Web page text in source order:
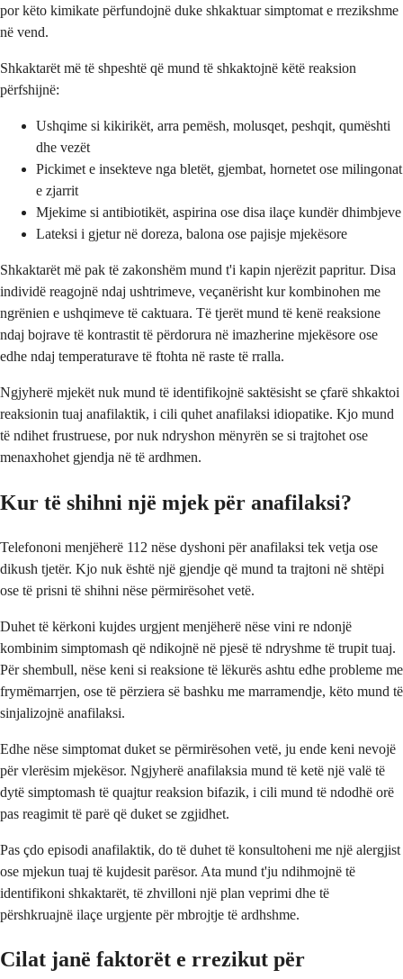
por këto kimikate përfundojnë duke shkaktuar simptomat e rrezikshme
në vend.
Shkaktarët më të shpeshtë që mund të shkaktojnë këtë reaksion
përfshijnë:
Ushqime si kikirikët, arra pemësh, molusqet, peshqit, qumështi
dhe vezët
Pickimet e insekteve nga bletët, gjembat, hornetet ose milingonat
e zjarrit
Mjekime si antibiotikët, aspirina ose disa ilaçe kundër dhimbjeve
Lateksi i gjetur në doreza, balona ose pajisje mjekësore
Shkaktarët më pak të zakonshëm mund t'i kapin njerëzit papritur. Disa
individë reagojnë ndaj ushtrimeve, veçanërisht kur kombinohen me
ngrënien e ushqimeve të caktuara. Të tjerët mund të kenë reaksione
ndaj bojrave të kontrastit të përdorura në imazherine mjekësore ose
edhe ndaj temperaturave të ftohta në raste të rralla.
Ngjyherë mjekët nuk mund të identifikojnë saktësisht se çfarë shkaktoi
reaksionin tuaj anafilaktik, i cili quhet anafilaksi idiopatike. Kjo mund
të ndihet frustruese, por nuk ndryshon mënyrën se si trajtohet ose
menaxhohet gjendja në të ardhmen.
Kur të shihni një mjek për anafilaksi?
Telefononi menjëherë 112 nëse dyshoni për anafilaksi tek vetja ose
dikush tjetër. Kjo nuk është një gjendje që mund ta trajtoni në shtëpi
ose të prisni të shihni nëse përmirësohet vetë.
Duhet të kërkoni kujdes urgjent menjëherë nëse vini re ndonjë
kombinim simptomash që ndikojnë në pjesë të ndryshme të trupit tuaj.
Për shembull, nëse keni si reaksione të lëkurës ashtu edhe probleme me
frymëmarrjen, ose të përziera së bashku me marramendje, këto mund të
sinjalizojnë anafilaksi.
Edhe nëse simptomat duket se përmirësohen vetë, ju ende keni nevojë
për vlerësim mjekësor. Ngjyherë anafilaksia mund të ketë një valë të
dytë simptomash të quajtur reaksion bifazik, i cili mund të ndodhë orë
pas reagimit të parë që duket se zgjidhet.
Pas çdo episodi anafilaktik, do të duhet të konsultoheni me një alergjist
ose mjekun tuaj të kujdesit parësor. Ata mund t'ju ndihmojnë të
identifikoni shkaktarët, të zhvilloni një plan veprimi dhe të
përshkruajnë ilaçe urgjente për mbrojtje të ardhshme.
Cilat janë faktorët e rrezikut për